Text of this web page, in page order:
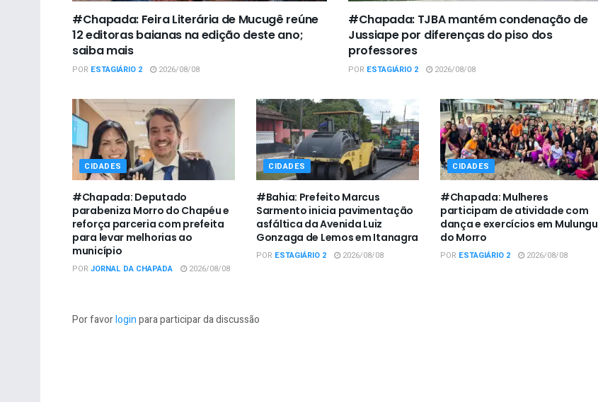
#Chapada: Feira Literária de Mucugê reúne
12 editoras baianas na edição deste ano;
saiba mais
POR ESTAGIÁRIO 2 2026/08/08
#Chapada: TJBA mantém condenação de
Jussiape por diferenças do piso dos
professores
POR ESTAGIÁRIO 2 2026/08/08
CIDADES
#Chapada: Deputado
parabeniza Morro do Chapéu e
reforça parceria com prefeita
para levar melhorias ao
município
POR JORNAL DA CHAPADA 2026/08/08
CIDADES
#Bahia: Prefeito Marcus
Sarmento inicia pavimentação
asfáltica da Avenida Luiz
Gonzaga de Lemos em Itanagra
POR ESTAGIÁRIO 2 2026/08/08
CIDADES
#Chapada: Mulheres
participam de atividade com
dança e exercícios em Mulungu
do Morro
POR ESTAGIÁRIO 2 2026/08/08
Por favorloginpara participar da discussão